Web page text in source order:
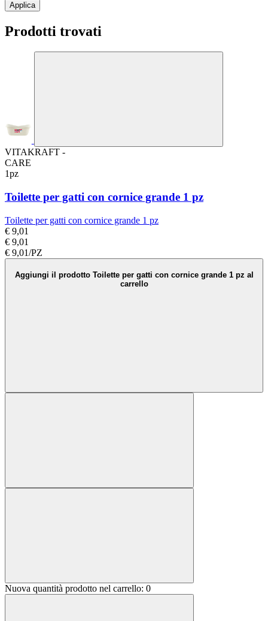
Applica
Prodotti trovati
VITAKRAFT -
CARE
1pz
Toilette per gatti con cornice grande 1 pz
Toilette per gatti con cornice grande 1 pz
€ 9,01
€ 9,01
€ 9,01/PZ
Aggiungi il prodotto Toilette per gatti con cornice grande 1 pz al
carrello
Nuova quantità prodotto nel carrello: 0